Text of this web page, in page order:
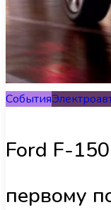
Інфраструктура
Обзоры
События
Ford F-
первому